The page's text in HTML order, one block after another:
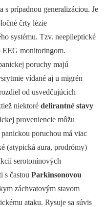
s prípadnou generalizáciou. Je
črty lézie
systému. Tzv. neepileptické
EEG monitoringom.
poruchy majú
vídané aj u migrén
od usvedčujúcich
niektoré delirantné stavy
proveniencie môžu
panickou poruchou má viac
(atypická aura, prodrómy)
serotonínových
s častou Parkinsonovou
záchvatovým stavom
ataku. Rysuje sa súvis